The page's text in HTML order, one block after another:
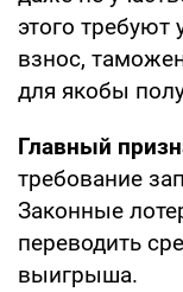
этого требуют
взнос,
для якобы
Главный
требование
Законные
переводить
выигрыша.